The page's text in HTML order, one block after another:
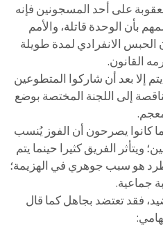
على أحد المسجونين فإنه
بأن الوحدة قاتلة، والأمم
الحبس الانفرادي لمدة طويلة
القانون.
إلا بعد أن شاركوا المتطوعين
إلى اللجنة المختصة بوضع
كانوا يصرحون أن الفوز يُنسب
ويتأثر الفريق كثيرا حينما يتم
هو سبب جوهري في الهزيمة؛
جماعية.
فقد تعتضد بجاهل كما قال